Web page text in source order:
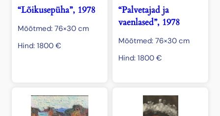
“Lõikusepüha”, 1978
Mõõtmed: 76×30 cm
Hind: 1800 €
“Palvetajad ja
vaenlased”, 1978
Mõõtmed: 76×30 cm
Hind:1800€